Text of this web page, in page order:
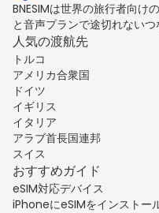
BNESIMは世界の旅行者向け
と音声プランで途切れないつ
人気の渡航先
トルコ
アメリカ合衆国
ドイツ
イギリス
イタリア
アラブ首長国連邦
スイス
おすすめガイド
eSIM対応デバイス
iPhoneにeSIMをインストー